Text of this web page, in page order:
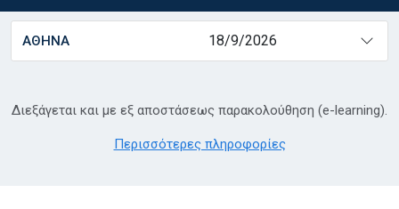
ΑΘΗΝΑ 18/9/2026
Διεξάγεται και με εξ αποστάσεως παρακολούθηση (e-learning).
Περισσότερες πληροφορίες